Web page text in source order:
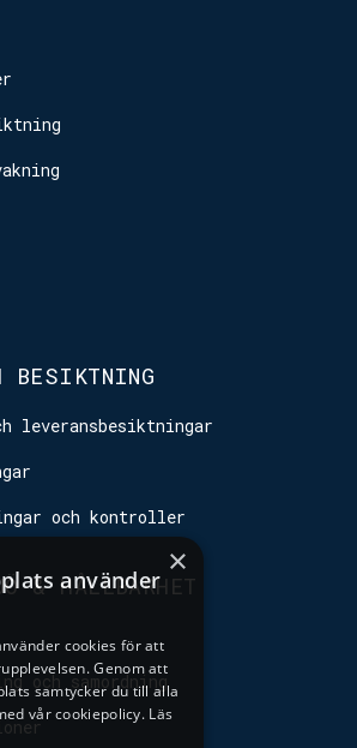
BESIKTNING
leveransbesiktningar
och kontroller
& HÅLLBARHET
och samordning
×
använder
cookies för att
Genom att
samtycker du till alla
vår cookiepolicy. Läs